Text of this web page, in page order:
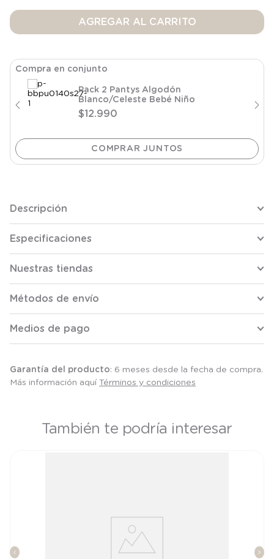
AGREGAR AL CARRITO
Compra en conjunto
Pack 2 Pantys Algodón
Blanco/Celeste Bebé Niño
$12.990
Descripción
Especificaciones
Nuestras tiendas
Métodos de envío
Medios de pago
Garantía del producto: 6 meses desde la fecha de compra.
Más información aquí Términos y condiciones
También te podría interesar